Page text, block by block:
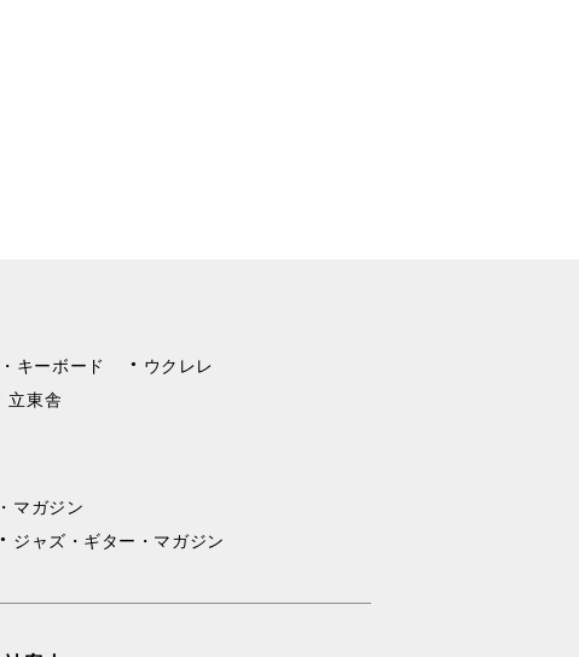
キーボード
ウクレレ
立東舎
マガジン
ジャズ・ギター・マガジン